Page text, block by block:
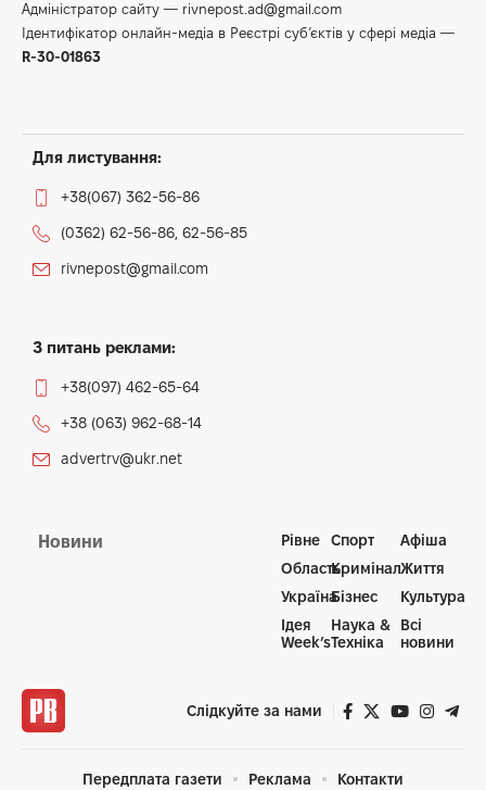
Адміністратор сайту — rivnepost.ad@gmail.com
Ідентифікатор онлайн-медіа в Реєстрі суб’єктів у сфері медіа —
R-30-01863
Для листування:
+38(067) 362-56-86
(0362) 62-56-86, 62-56-85
rivnepost@gmail.com
З питань реклами:
+38(097) 462-65-64
+38 (063) 962-68-14
advertrv@ukr.net
Новини
Рівне
Область
Україна
Ідея
Week’s
Спорт
Кримінал
Бізнес
Наука &
Техніка
Афіша
Життя
Культура
Всі
новини
Слідкуйте за нами
Передплата газети Реклама Контакти